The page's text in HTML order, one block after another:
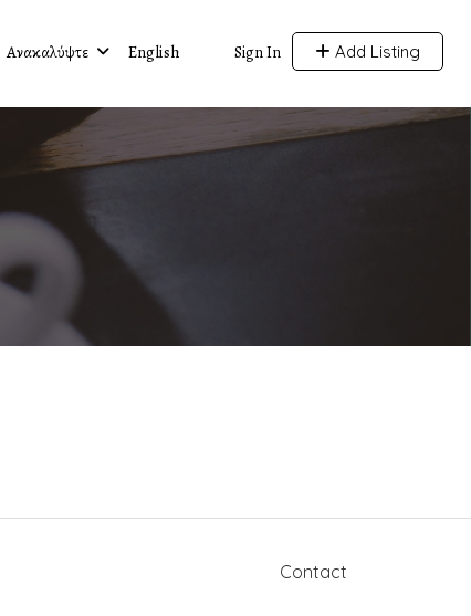
Sign In Add Listing
Ανακαλύψτε English
Contact